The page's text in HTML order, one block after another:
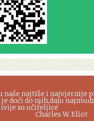
naše najtiše i najvjernije
doći do njih,daju
su učiteljice
W. Eliot